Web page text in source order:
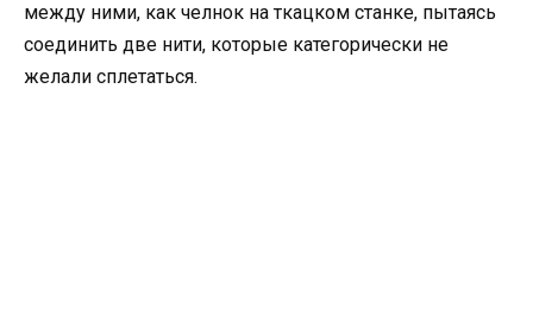
между ними, как челнок на ткацком станке, пытаясь
соединить две нити, которые категорически не
желали сплетаться.